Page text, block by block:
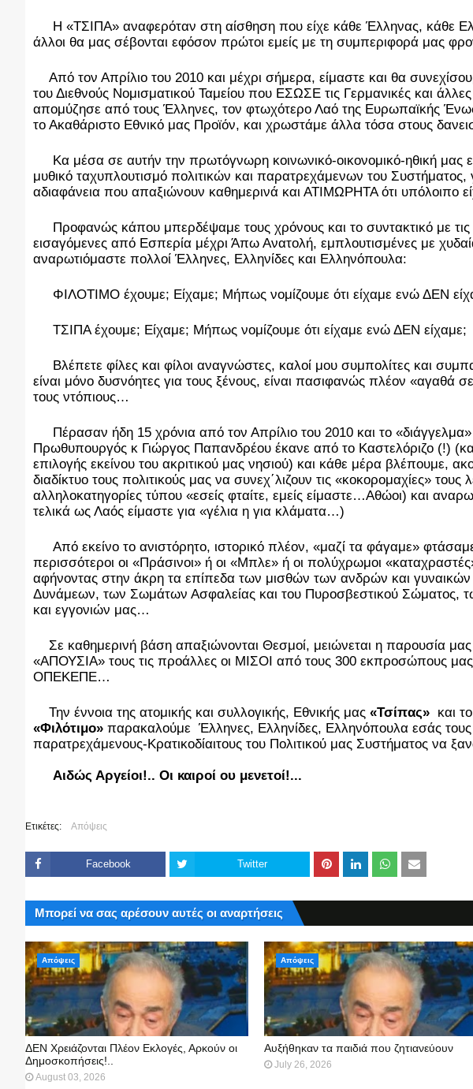
Η «ΤΣΙΠΑ» αναφερόταν στη αίσθηση που είχε κάθε Έλληνας, κάθε
άλλοι θα μας σέβονται εφόσον πρώτοι εμείς με τη συμπεριφορά μας
Από τον Απρίλιο του 2010 και μέχρι σήμερα, είμαστε και θα
του Διεθνούς Νομισματικού Ταμείου που ΕΣΩΣΕ τις Γερμανικές και
απομύζησε από τους Έλληνες, τον φτωχότερο Λαό της Ευρωπαϊκής
το Ακαθάριστο Εθνικό μας Προϊόν, και χρωστάμε άλλα τόσα στους
Κα μέσα σε αυτήν την πρωτόγνωρη κοινωνικό-οικονομικό-ηθική μας
μυθικό ταχυπλουτισμό πολιτικών και παρατρεχάμενων του Συστήματος,
αδιαφάνεια που απαξιώνουν καθημερινά και ΑΤΙΜΩΡΗΤΑ ότι υπόλοιπο
Προφανώς κάπου μπερδέψαμε τους χρόνους και το συντακτικό με τις
εισαγόμενες από Εσπερία μέχρι Άπω Ανατολή, εμπλουτισμένες με
αναρωτιόμαστε πολλοί Έλληνες, Ελληνίδες και Ελληνόπουλα:
ΦΙΛΟΤΙΜΟ έχουμε; Είχαμε; Μήπως νομίζουμε ότι είχαμε ενώ ΔΕΝ
ΤΣΙΠΑ έχουμε; Είχαμε; Μήπως νομίζουμε ότι είχαμε ενώ ΔΕΝ είχαμε;
Βλέπετε φίλες και φίλοι αναγνώστες, καλοί μου συμπολίτες και
είναι μόνο δυσνόητες για τους ξένους, είναι πασιφανώς πλέον
τους ντόπιους…
Πέρασαν ήδη 15 χρόνια από τον Απρίλιο του 2010 και το
Πρωθυπουργός κ Γιώργος Παπανδρέου έκανε από το Καστελόριζο (!)
επιλογής εκείνου του ακριτικού μας νησιού) και κάθε μέρα βλέπουμε,
διαδίκτυο τους πολιτικούς μας να συνεχ΄λιζουν τις «κοκορομαχίες» τους
αλληλοκατηγορίες τύπου «εσείς φταίτε, εμείς είμαστε…Αθώοι) και
τελικά ως Λαός είμαστε για «γέλια η για κλάματα…)
Από εκείνο το ανιστόρητο, ιστορικό πλέον, «μαζί τα φάγαμε»
περισσότεροι οι «Πράσινοι» ή οι «Μπλε» ή οι πολύχρωμοι
αφήνοντας στην άκρη τα επίπεδα των μισθών των ανδρών και
Δυνάμεων, των Σωμάτων Ασφαλείας και του Πυροσβεστικού Σώματος,
και εγγονιών μας…
Σε καθημερινή βάση απαξιώνονται Θεσμοί, μειώνεται η παρουσία
«ΑΠΟΥΣΙΑ» τους τις προάλλες οι ΜΙΣΟΙ από τους 300 εκπροσώπους
ΟΠΕΚΕΠΕ…
Την έννοια της ατομικής και συλλογικής, Εθνικής μας «Τσίπας» και
«Φιλότιμο» παρακαλούμε Έλληνες, Ελληνίδες, Ελληνόπουλα εσάς τους
παρατρεχάμενους-Κρατικοδίαιτους του Πολιτικού μας Συστήματος να
Αιδώς Αργείοι!.. Οι καιροί ου μενετοί!...
Ετικέτες: Απόψεις
Facebook Twitter
Μπορεί να σας αρέσουν αυτές οι αναρτήσεις
Απόψεις
ΔΕΝ Χρειάζονται Πλέον Εκλογές, Αρκούν οι
Δημοσκοπήσεις!..
August 03, 2026
Απόψεις
Αυξήθηκαν τα παιδιά που ζητιανεύουν
July 26, 2026